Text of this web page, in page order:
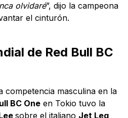
olvidaré”, dijo la campeona
el cinturón.
de Red Bull BC
competencia masculina en la
BC One en Tokio tuvo la
sobre el italiano Jet Leg